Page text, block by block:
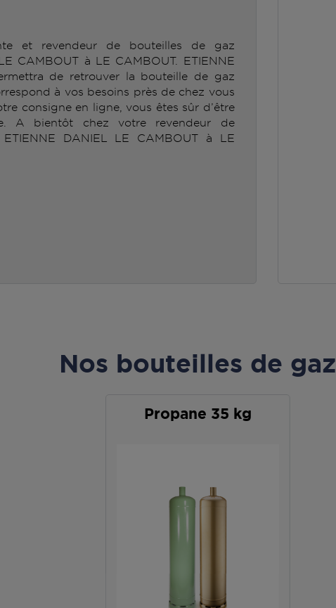
et revendeur de bouteilles de gaz
CAMBOUT à LE CAMBOUT. ETIENNE
de retrouver la bouteille de gaz
à vos besoins près de chez vous
consigne en ligne, vous êtes sûr d’être
A bientôt chez votre revendeur de
DANIEL LE CAMBOUT à LE
Nos bouteilles de gaz
Propane 35 kg